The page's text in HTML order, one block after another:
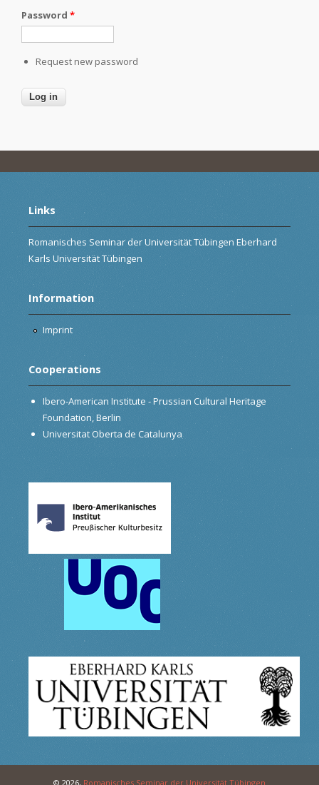
Password *
Request new password
Links
Romanisches Seminar der Universität Tübingen Eberhard
Karls Universität Tübingen
Information
Imprint
Cooperations
Ibero-American Institute - Prussian Cultural Heritage
Foundation, Berlin
Universitat Oberta de Catalunya
© 2026, Romanisches Seminar der Universität Tübingen